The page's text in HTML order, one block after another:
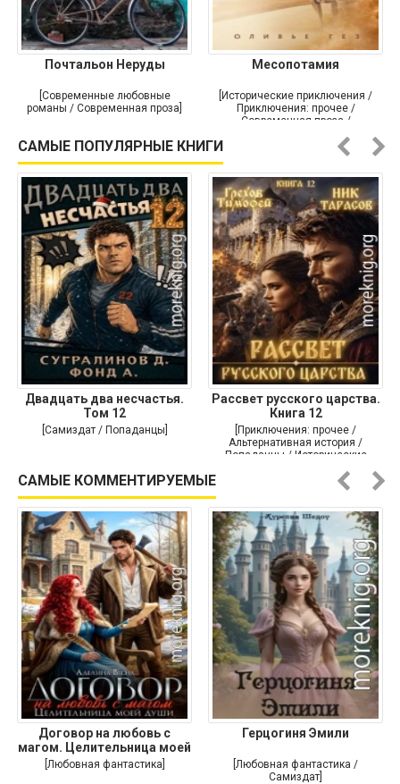
Почтальон Неруды
[Современные любовные
романы / Современная проза]
Месопотамия
[Исторические приключения /
Приключения: прочее /
Современная проза /
САМЫЕ ПОПУЛЯРНЫЕ КНИГИ
Двадцать два несчастья.
Том 12
[Самиздат / Попаданцы]
Рассвет русского царства.
Книга 12
[Приключения: прочее /
Альтернативная история /
Попаданцы / Исторические
САМЫЕ КОММЕНТИРУЕМЫЕ
Договор на любовь с
магом. Целительница моей
души
[Любовная фантастика]
Герцогиня Эмили
[Любовная фантастика /
Самиздат]